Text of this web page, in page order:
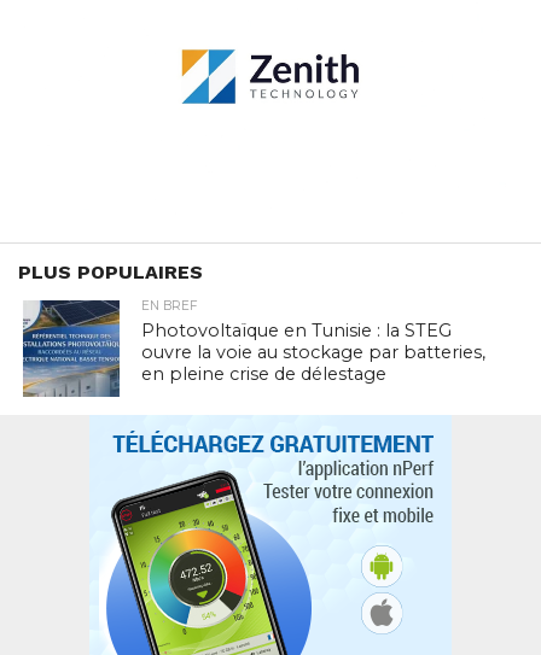
PLUS POPULAIRES
EN BREF
Photovoltaïque en Tunisie : la STEG
ouvre la voie au stockage par batteries,
en pleine crise de délestage